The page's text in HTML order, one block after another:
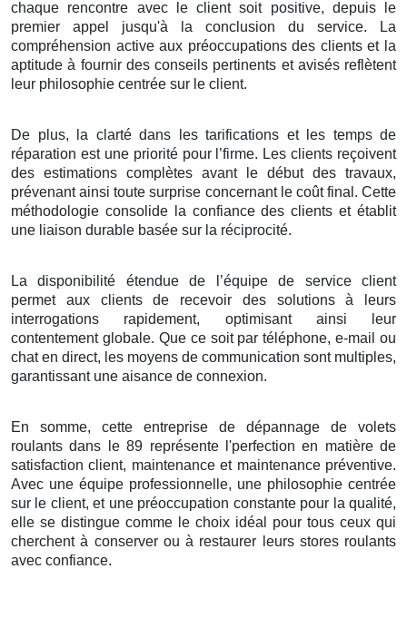
chaque rencontre avec le client soit positive, depuis le
premier appel jusqu'à la conclusion du service. La
compréhension active aux préoccupations des clients et la
aptitude à fournir des conseils pertinents et avisés reflètent
leur philosophie centrée sur le client.
De plus, la clarté dans les tarifications et les temps de
réparation est une priorité pour l’firme. Les clients reçoivent
des estimations complètes avant le début des travaux,
prévenant ainsi toute surprise concernant le coût final. Cette
méthodologie consolide la confiance des clients et établit
une liaison durable basée sur la réciprocité.
La disponibilité étendue de l’équipe de service client
permet aux clients de recevoir des solutions à leurs
interrogations rapidement, optimisant ainsi leur
contentement globale. Que ce soit par téléphone, e-mail ou
chat en direct, les moyens de communication sont multiples,
garantissant une aisance de connexion.
En somme, cette entreprise de dépannage de volets
roulants dans le 89 représente l'perfection en matière de
satisfaction client, maintenance et maintenance préventive.
Avec une équipe professionnelle, une philosophie centrée
sur le client, et une préoccupation constante pour la qualité,
elle se distingue comme le choix idéal pour tous ceux qui
cherchent à conserver ou à restaurer leurs stores roulants
avec confiance.